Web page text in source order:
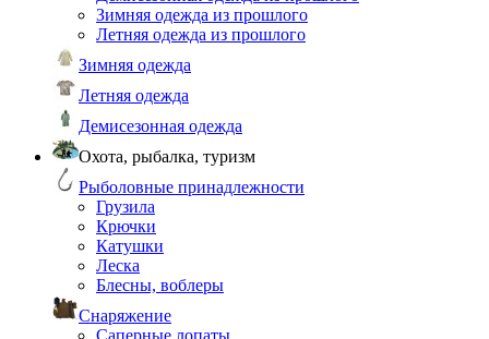
Зимняя одежда из прошлого
Летняя одежда из прошлого
Зимняя одежда
Летняя одежда
Демисезонная одежда
Охота, рыбалка, туризм
Рыболовные принадлежности
Грузила
Крючки
Катушки
Леска
Блесны, воблеры
Снаряжение
Саперные лопаты